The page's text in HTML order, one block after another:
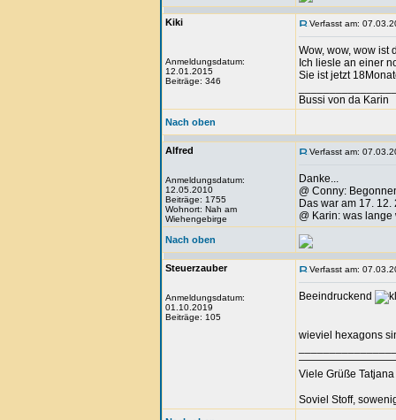
Kiki
Anmeldungsdatum:
12.01.2015
Beiträge: 346
Verfasst am:
Wow, wow, wow ist
Ich liesle an einer
Sie ist jetzt
Bussi von da Karin
Nach oben
Alfred
Anmeldungsdatum:
12.05.2010
Beiträge: 1755
Wohnort: Nah am
Wiehengebirge
Verfasst am:
Danke...
@ Conny:
Das war am 17. 12.
@ Karin: was lange
Nach oben
Steuerzauber
Anmeldungsdatum:
01.10.2019
Beiträge: 105
Verfasst am:
Beeindruckend
wieviel hexagons
Viele Grüße Tatjana
Soviel Stoff,